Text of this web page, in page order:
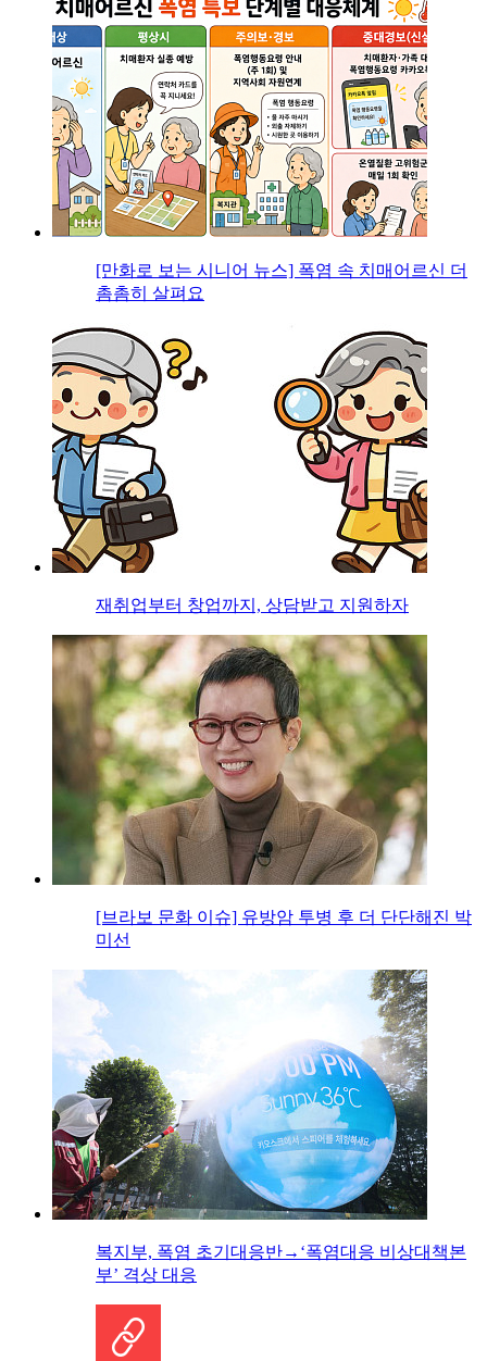
[만화로 보는 시니어 뉴스] 폭염 속 치매어르신 더
촘촘히 살펴요
재취업부터 창업까지, 상담받고 지원하자
[브라보 문화 이슈] 유방암 투병 후 더 단단해진 박
미선
복지부, 폭염 초기대응반→‘폭염대응 비상대책본
부’ 격상 대응